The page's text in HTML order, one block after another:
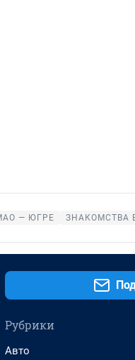
— ЮГРЕ ЗНАКОМСТВА
Рубрики
Авто